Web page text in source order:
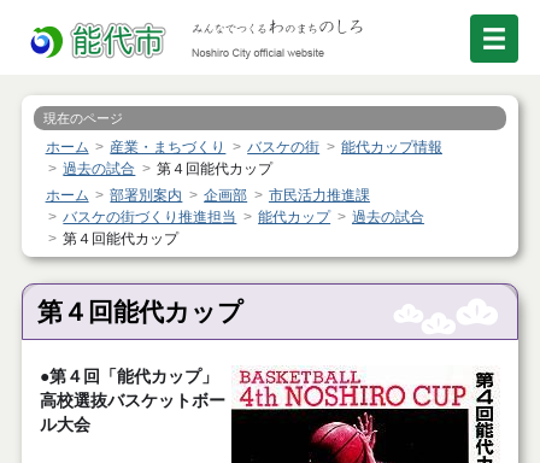
現在のページ
ホーム 産業・まちづくり バスケの街
能代カップ情報
過去の試合
第４回能代カップ
ホーム
部署別案内 企画部
市民活力推進課
バスケの街づくり推進担当
能代カップ
過去の試合
第４回能代カップ
第４回能代カップ
●第４回「能代カップ」
高校選抜バスケットボー
ル大会